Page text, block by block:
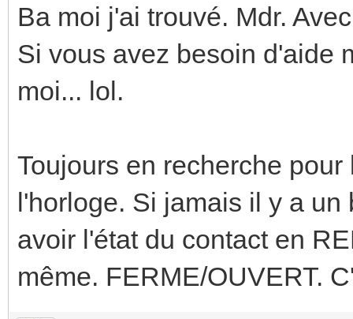
Ba moi j'ai trouvé. Mdr.
Si vous avez besoin d'aide
moi... lol.
Toujours en recherche
l'horloge. Si jamais il y a
avoir l'état du contact en
même. FERME/OUVERT.